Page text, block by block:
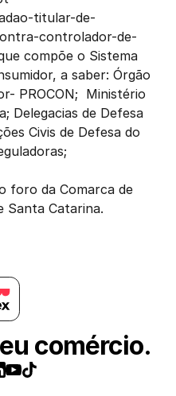
titular-de-
controlador-de-
compõe o Sistema
a saber: Órgão
PROCON;  Ministério
Delegacias de Defesa
Civis de Defesa do
foro da Comarca de
Santa Catarina.
comércio.